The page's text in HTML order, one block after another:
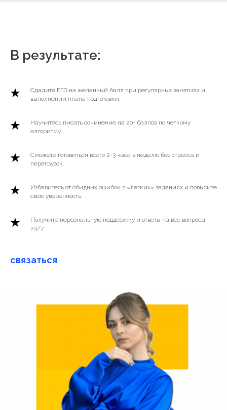
В результате:
Сдадите ЕГЭ на желанный балл при регулярных занятиях и
выполнении плана подготовки.
Научитесь писать сочинение на 20+ баллов по четкому
алгоритму.
Сможете готовиться всего 2-3 часа в неделю без стресса и
перегрузок.
Избавитесь от обидных ошибок в «легких» заданиях и повысите
свою уверенность.
Получите персональную поддержку и ответы на все вопросы
24/7
связаться